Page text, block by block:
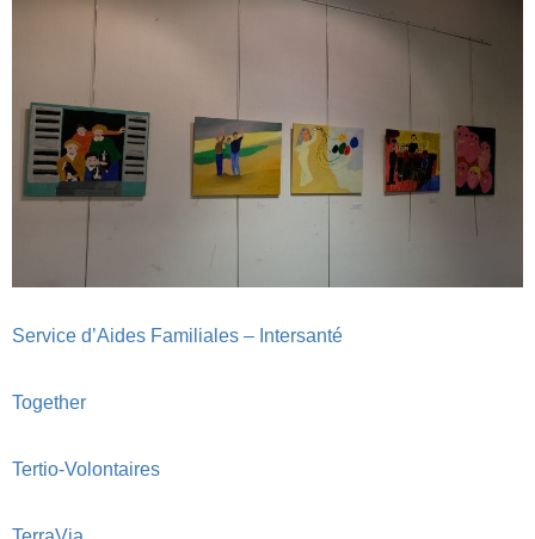
Service d’Aides Familiales – Intersanté
Together
Tertio-Volontaires